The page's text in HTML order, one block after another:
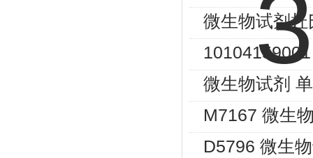
微生物试剂
微生物试剂
M7167 微生
D5796 微生